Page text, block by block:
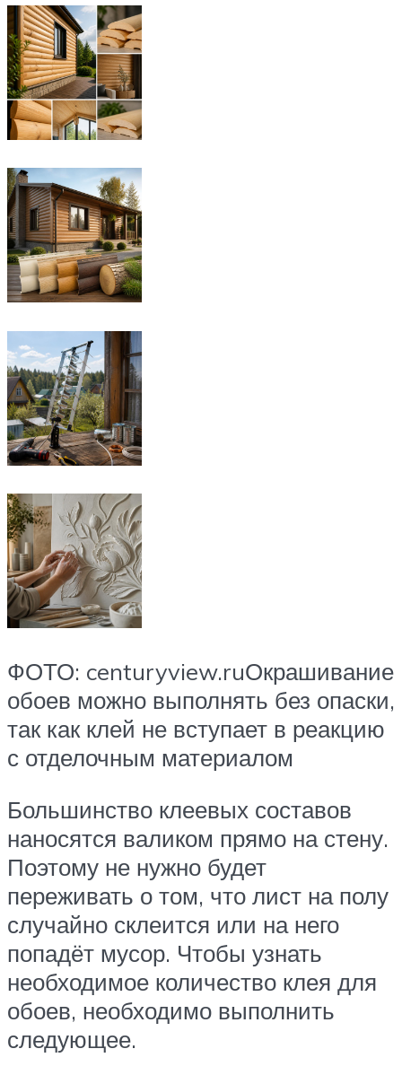
ФОТО: centuryview.ruОкрашивание
обоев можно выполнять без опаски,
так как клей не вступает в реакцию
с отделочным материалом
Большинство клеевых составов
наносятся валиком прямо на стену.
Поэтому не нужно будет
переживать о том, что лист на полу
случайно склеится или на него
попадёт мусор. Чтобы узнать
необходимое количество клея для
обоев, необходимо выполнить
следующее.